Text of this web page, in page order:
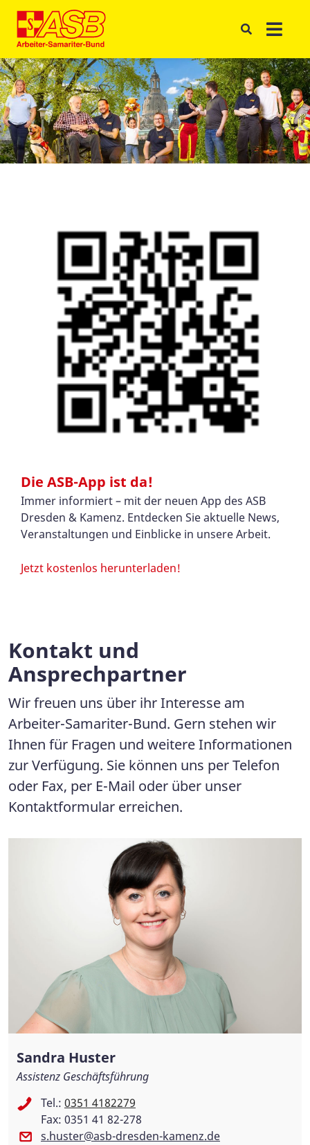
Die ASB-App ist da!
Immer informiert – mit der neuen App des ASB
Dresden & Kamenz. Entdecken Sie aktuelle News,
Veranstaltungen und Einblicke in unsere Arbeit.
Jetzt kostenlos herunterladen!
Kontakt und
Ansprechpartner
Wir freuen uns über ihr Interesse am
Arbeiter-Samariter-Bund. Gern stehen wir
Ihnen für Fragen und weitere Informationen
zur Verfügung. Sie können uns per Telefon
oder Fax, per E-Mail oder über unser
Kontaktformular erreichen.
Sandra Huster
Assistenz Geschäftsführung
Tel.: 0351 4182279
Fax: 0351 41 82-278
s.huster@asb-dresden-kamenz.de